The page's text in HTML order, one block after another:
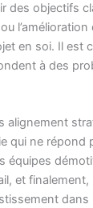
des objectifs
l’amélioration
en soi. Il est
à des
alignement
qui ne répond
équipes
et
dans